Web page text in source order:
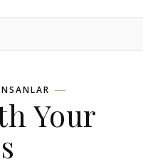
Your